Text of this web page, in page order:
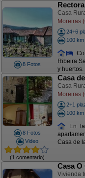
8 Fotos
Casa
Moreiras
24+6
100
Ribeira
y
8 Fotos
Video
(1 comentario)
Casa
Casa
Moreiras
2+1
100
En
Casa de
Casa O
Vivienda